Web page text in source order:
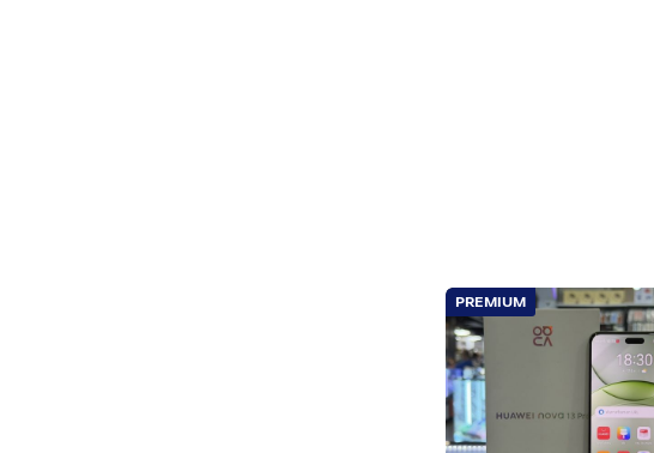
PREMIUM